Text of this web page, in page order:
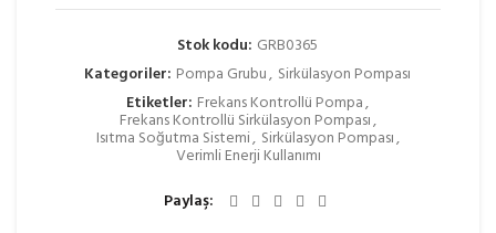
Stok kodu: GRB0365
Kategoriler: Pompa Grubu, Sirkülasyon Pompası
Etiketler: Frekans Kontrollü Pompa,
Frekans Kontrollü Sirkülasyon Pompası,
Isıtma Soğutma Sistemi, Sirkülasyon Pompası,
Verimli Enerji Kullanımı
Paylaş